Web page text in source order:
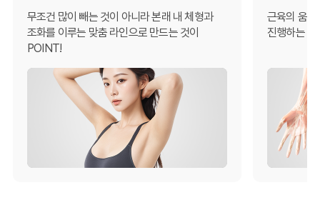
무조건 많이 빼는 것이 아니라 본래 내 체형과
조화를 이루는 맞춤 라인으로 만드는 것이
POINT!
근육의 움직
진행하는